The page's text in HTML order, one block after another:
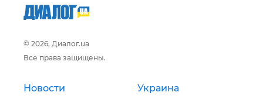
© 2026, Диалог.ua
Все права защищены.
Новости Украина